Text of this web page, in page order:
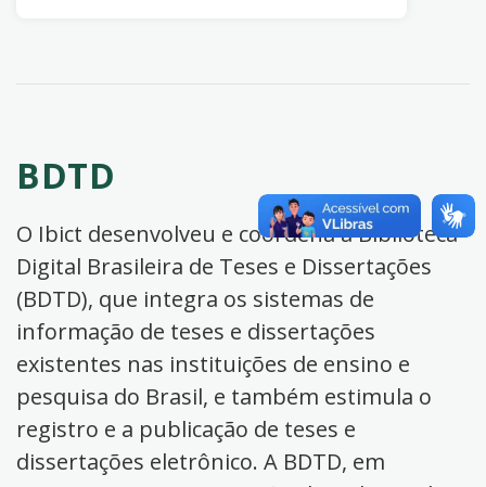
BDTD
O Ibict desenvolveu e coordena a Biblioteca
Digital Brasileira de Teses e Dissertações
(BDTD), que integra os sistemas de
informação de teses e dissertações
existentes nas instituições de ensino e
pesquisa do Brasil, e também estimula o
registro e a publicação de teses e
dissertações eletrônico. A BDTD, em